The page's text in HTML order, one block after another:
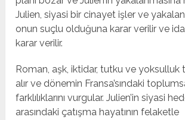
Julien, siyasi bir cinayet işler ve
onun suçlu olduğuna karar verilir ve
karar verilir.
Roman, aşk, iktidar, tutku ve yoksulluk
alır ve dönemin Fransa’sındaki
farklılıklarını vurgular. Julien’in siyasi
arasındaki çatışma hayatının felaketle